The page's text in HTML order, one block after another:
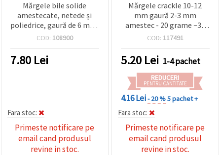
Mărgele bile solide
amestecate, netede și
poliedrice, gaură de 6 mm,
culoare roșu -50 grame
COD: 108900
7.80 Lei
Fara stoc:
Primeste notificare pe
email cand produsul
revine in stoc.
Mărgele crackle 10-12
mm gaură 2-3 mm
amestec - 20 grame ~30
bucăți
COD: 117491
5.20 Lei 1-4 pachet
REDUCERI
PENTRU CANTITATE
4.16 Lei- 20 %5 pachet +
Fara stoc:
Primeste notificare pe
email cand produsul
revine in stoc.